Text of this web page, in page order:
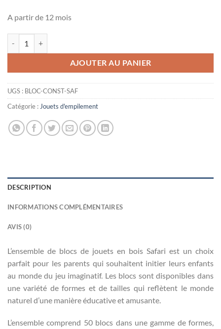
A partir de 12 mois
AJOUTER AU PANIER
Alternative:
UGS : BLOC-CONST-SAF
Catégorie : Jouets d'empilement
DESCRIPTION
INFORMATIONS COMPLÉMENTAIRES
AVIS (0)
L’ensemble de blocs de jouets en bois Safari est un choix
parfait pour les parents qui souhaitent initier leurs enfants
au monde du jeu imaginatif. Les blocs sont disponibles dans
une variété de formes et de tailles qui reflètent le monde
naturel d’une manière éducative et amusante.
L’ensemble comprend 50 blocs dans une gamme de formes,